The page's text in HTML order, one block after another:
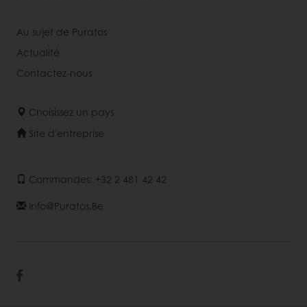
Au sujet de Puratos
Actualité
Contactez-nous
Choisissez un pays
Site d'entreprise
Commandes: +32 2 481 42 42
Info@puratos.be